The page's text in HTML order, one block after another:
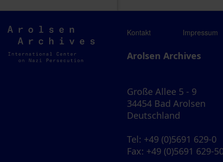
Arolsen
Archives
Kontakt Impressum
Arolsen Archives
Große Allee 5 - 9
34454 Bad Arolsen
Deutschland
Tel: +49 (0)5691 629-0
Fax: +49 (0)5691 629-